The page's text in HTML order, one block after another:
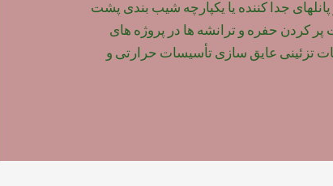
پانلهای جدا کننده یا یکپارچه شیب بندی پشت
کردن حفره و ترانشه ها در پروژه های
تزئینی عایق سازی تأسیسات حرارتی و